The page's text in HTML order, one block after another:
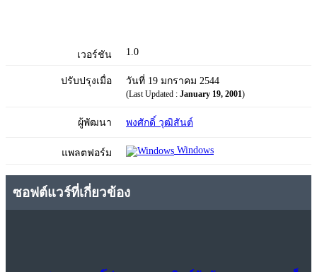
เวอร์ชัน 1.0
ปรับปรุงเมื่อ วันที่ 19 มกราคม 2544
(Last Updated : January 19, 2001)
ผู้พัฒนา พงศักดิ์ วุฒิสันต์
แพลตฟอร์ม Windows
ซอฟต์แวร์ที่เกี่ยวข้อง